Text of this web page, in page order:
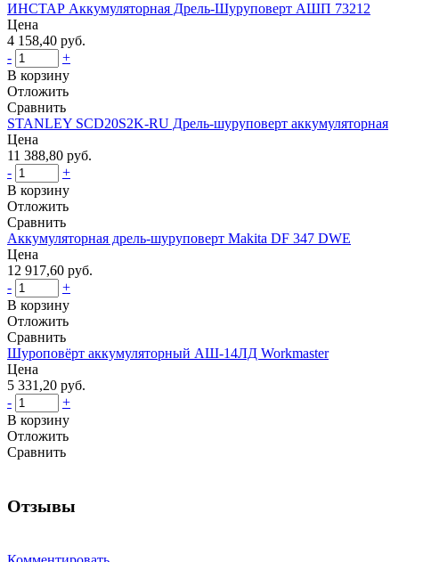
ИНСТАР Аккумуляторная Дрель-Шуруповерт АШП 73212
Цена
4 158,40 руб.
-
+
В корзину
Отложить
Сравнить
STANLEY SCD20S2K-RU Дрель-шуруповерт аккумуляторная
Цена
11 388,80 руб.
-
+
В корзину
Отложить
Сравнить
Аккумуляторная дрель-шуруповерт Makita DF 347 DWE
Цена
12 917,60 руб.
-
+
В корзину
Отложить
Сравнить
Шуроповёрт аккумуляторный АШ-14ЛД Workmaster
Цена
5 331,20 руб.
-
+
В корзину
Отложить
Сравнить
Отзывы